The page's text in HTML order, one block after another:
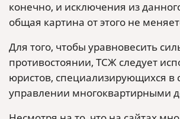
конечно, и исключения из
общая картина от этого не
Для того, чтобы уравновесить
противостоянии, ТСЖ следует
юристов, специализирующихся в
управлении многоквартирными